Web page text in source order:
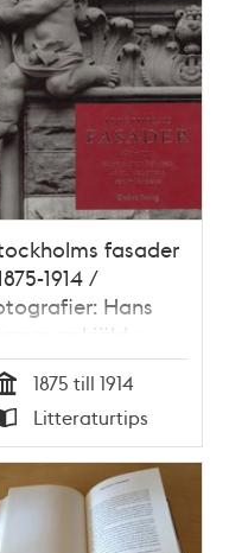
fasader
1914 /
Hans
;
Anita Theorell ;
essä: Per
1875 till 1914
Litteraturtips